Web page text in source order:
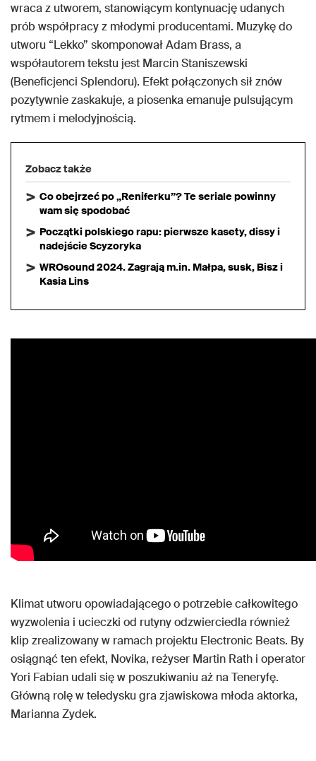
wraca z utworem, stanowiącym kontynuację udanych
prób współpracy z młodymi producentami. Muzykę do
utworu “Lekko” skomponował Adam Brass, a
współautorem tekstu jest Marcin Staniszewski
(Beneficjenci Splendoru). Efekt połączonych sił znów
pozytywnie zaskakuje, a piosenka emanuje pulsującym
rytmem i melodyjnością.
Zobacz także
Co obejrzeć po „Reniferku”? Te seriale powinny
wam się spodobać
Początki polskiego rapu: pierwsze kasety, dissy i
nadejście Scyzoryka
WROsound 2024. Zagrają m.in. Małpa, susk, Bisz i
Kasia Lins
Klimat utworu opowiadającego o potrzebie całkowitego
wyzwolenia i ucieczki od rutyny odzwierciedla również
klip zrealizowany w ramach projektu Electronic Beats. By
osiągnąć ten efekt, Novika, reżyser Martin Rath i operator
Yori Fabian udali się w poszukiwaniu aż na Teneryfę.
Główną rolę w teledysku gra zjawiskowa młoda aktorka,
Marianna Zydek.